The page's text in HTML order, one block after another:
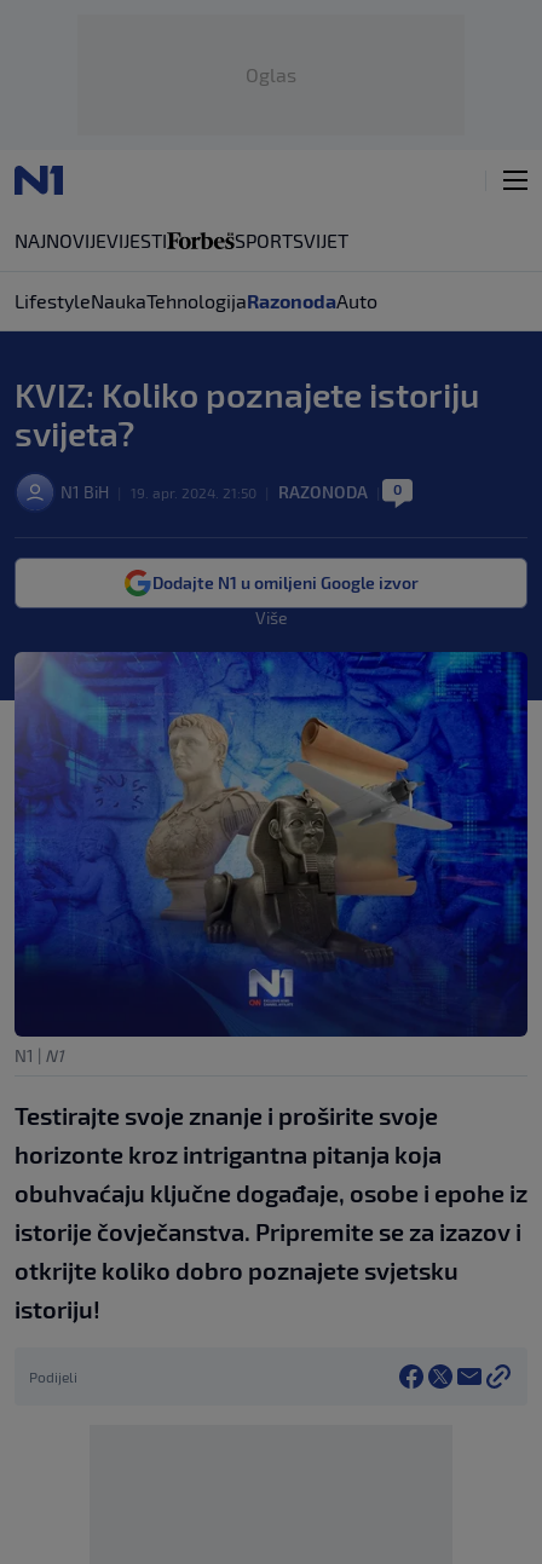
Oglas
NAJNOVIJEVIJESTI SPORTSVIJET
LifestyleNaukaTehnologijaRazonodaAuto
KVIZ: Koliko poznajete istoriju
svijeta?
N1 BiH 19. apr. 2024. 21:50 RAZONODA 0
Dodajte N1 u omiljeni Google izvor
Više
N1 | N1
Testirajte svoje znanje i proširite svoje
horizonte kroz intrigantna pitanja koja
obuhvaćaju ključne događaje, osobe i epohe iz
istorije čovječanstva. Pripremite se za izazov i
otkrijte koliko dobro poznajete svjetsku
istoriju!
Podijeli